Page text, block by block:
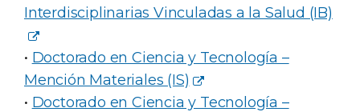
Interdisciplinarias Vinculadas a la Salud (IB)
• Doctorado en Ciencia y Tecnología –
Mención Materiales (IS)
• Doctorado en Ciencia y Tecnología –